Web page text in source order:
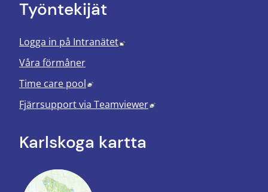
Työntekijät
Logga in på Intranätet
Våra förmåner
Time care pool Länk till annan webbplats, öppnas i
Fjärrsupport via Teamviewer Länk till annan
Karlskoga kartta